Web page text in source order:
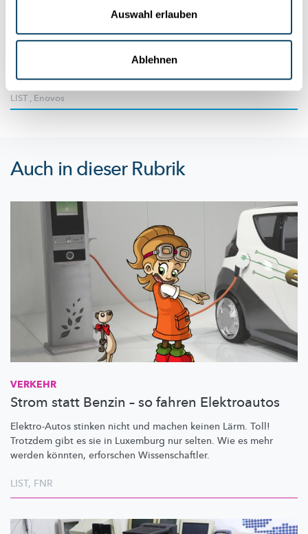
Auswahl erlauben
Ablehnen
ÉNERGIE PHOTOVOLTAÏQUE
Nouveau modèle de prédiction et projet «
Smart Energy Cities »
Le LIST et la Fondation Enovos ont présenté hier les résultats
prometteurs d’un projet de recherche scientifique autour...
LIST, Enovos
Auch in dieser Rubrik
VERKEHR
Strom statt Benzin – so fahren Elektroautos
Elektro-Autos stinken nicht und machen keinen Lärm. Toll!
Trotzdem gibt es sie in Luxemburg nur selten. Wie es mehr
werden könnten, erforschen Wissenschaftler.
LIST, FNR